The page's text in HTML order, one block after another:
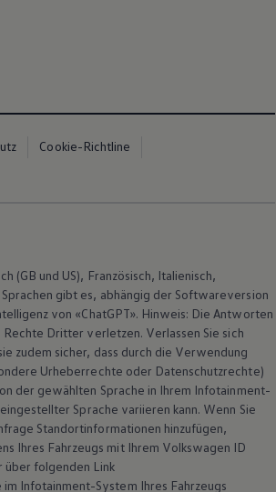
Cookie-Richtline
(GB und US), Französisch, Italienisch,
gibt es, abhängig der Softwareversion
von «ChatGPT». Hinweis: Die Antworten
Dritter verletzen. Verlassen Sie sich
zudem sicher, dass durch die Verwendung
Urheberrechte oder Datenschutzrechte)
der gewählten Sprache in Ihrem Infotainment-
Sprache variieren kann. Wenn Sie
Standortinformationen hinzufügen,
Ihres Fahrzeugs mit Ihrem Volkswagen ID
über folgenden Link
Infotainment-System Ihres Fahrzeugs